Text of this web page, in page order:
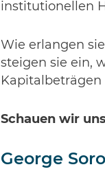
institutionellen
Wie erlangen
steigen sie ein,
Kapitalbeträgen
Schauen wir
George